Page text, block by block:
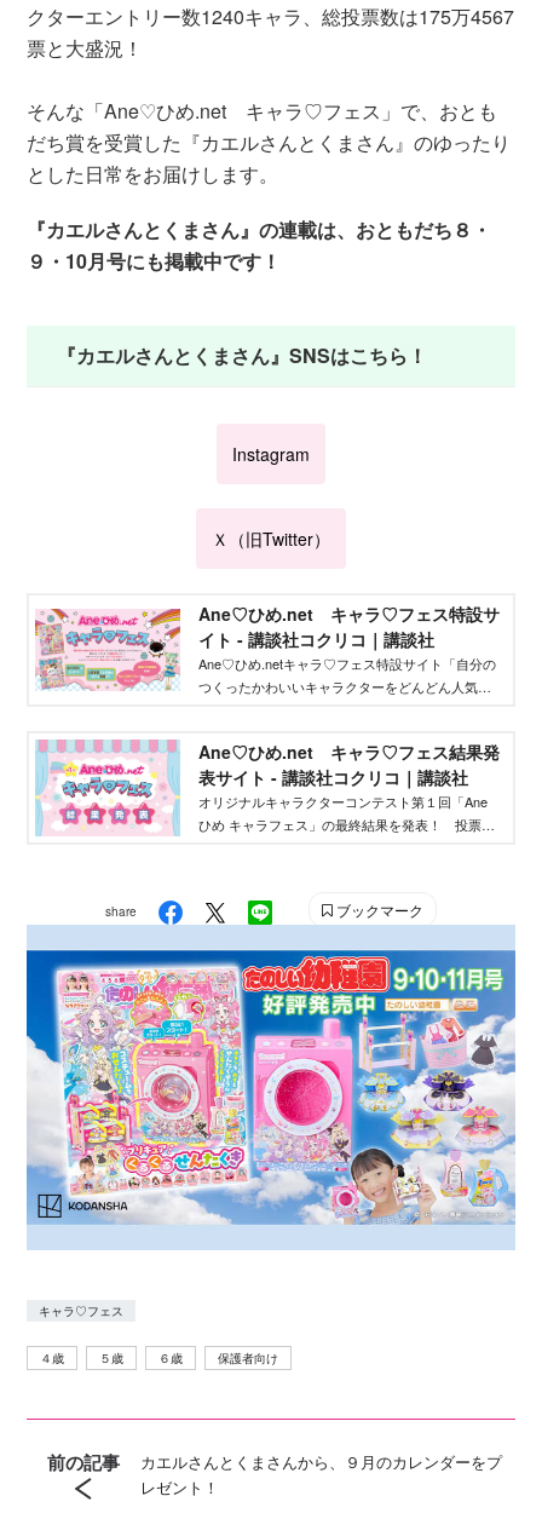
クターエントリー数1240キャラ、総投票数は175万4567
票と大盛況！
そんな「Ane♡ひめ.net キャラ♡フェス」で、おとも
だち賞を受賞した『カエルさんとくまさん』のゆったり
とした日常をお届けします。
『カエルさんとくまさん』の連載は、おともだち８・
９・10月号にも掲載中です！
『カエルさんとくまさん』SNSはこちら！
Instagram
Ｘ（旧Twitter）
Ane♡ひめ.net キャラ♡フェス特設サ
イト - 講談社コクリコ｜講談社
Ane♡ひめ.netキャラ♡フェス特設サイト「自分の
つくったかわいいキャラクターをどんどん人気者
作りたいクリエイターを応援するイベントです！
Ane♡ひめ.net キャラ♡フェス結果発
表サイト - 講談社コクリコ｜講談社
オリジナルキャラクターコンテスト第１回「Ane
ひめ キャラフェス」の最終結果を発表！ 投票結
share ブックマーク
キャラ♡フェス
４歳 ５歳 ６歳 保護者向け
前の記事
カエルさんとくまさんから、９月のカレンダーをプ
レゼント！